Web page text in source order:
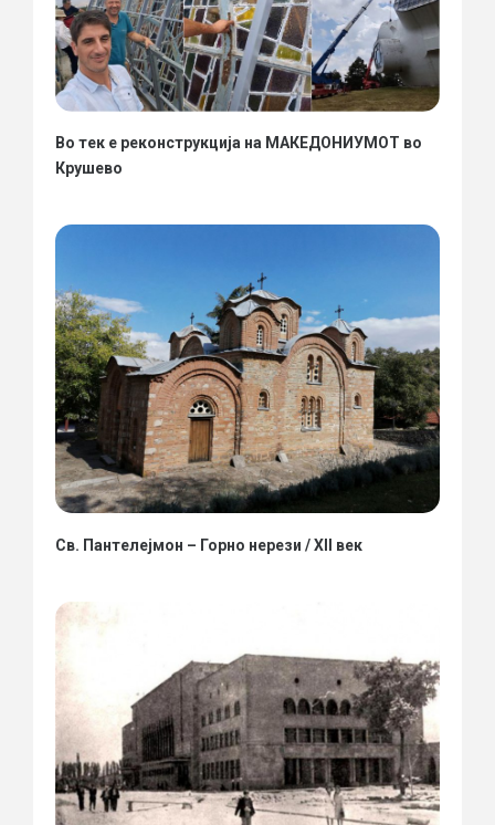
Во тек е реконструкција на МАКЕДОНИУМОТ во
Крушево
Св. Пантелејмон – Горно нерези / XII век